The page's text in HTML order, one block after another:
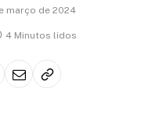
março de 2024
4 Minutos lidos